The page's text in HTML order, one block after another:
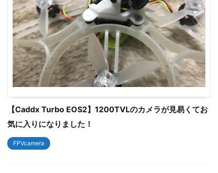
【Caddx Turbo EOS2】1200TVLのカメラが見易くてお
気に入りになりました！
FPVcamera